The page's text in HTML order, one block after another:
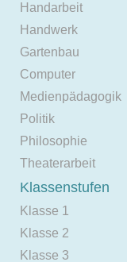
Handarbeit
Handwerk
Gartenbau
Computer
Medienpädagogik
Politik
Philosophie
Theaterarbeit
Klassenstufen
Klasse 1
Klasse 2
Klasse 3